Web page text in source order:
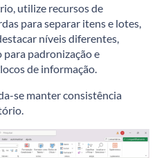
utilize recursos de
para separar itens e lotes,
níveis diferentes,
padronização e
de informação.
se manter consistência